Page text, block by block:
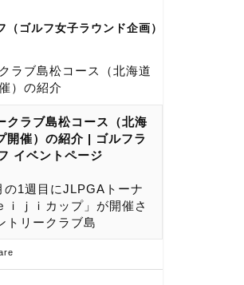
（ゴルフ女子ラウンド企画）
ラブ島松コース（北海道
）の紹介
クラブ島松コース（北海
開催）の紹介 | ゴルフラ
イベントページ
1週目にJLPGAトーナ
ｉｊｉカップ」が開催さ
トリークラブ島